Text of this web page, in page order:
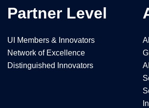
Partner Level
UI Members & Innovators
Network of Excellence
Distinguished Innovators